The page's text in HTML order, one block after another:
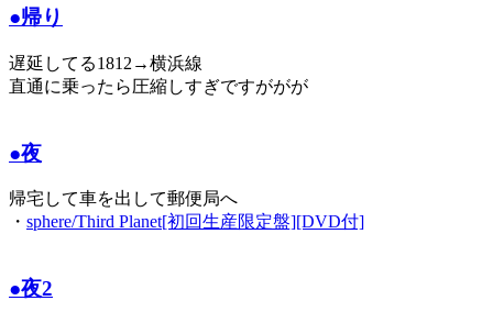
●帰り
遅延してる1812→横浜線
直通に乗ったら圧縮しすぎですががが
●夜
帰宅して車を出して郵便局へ
・ sphere/Third Planet[初回生産限定盤][DVD付]
●夜2